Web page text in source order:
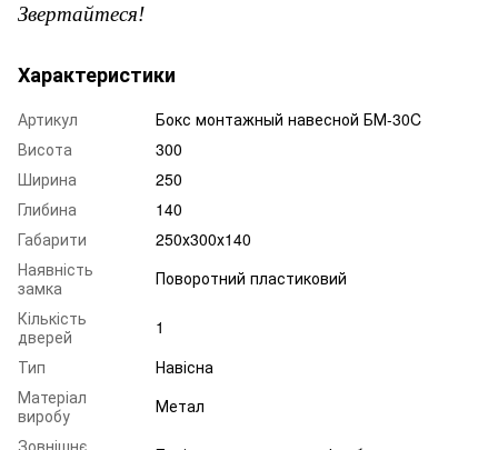
Звертайтеся!
Характеристики
Артикул
Бокс монтажный навесной БМ-30C
Висота
300
Ширина
250
Глибина
140
Габарити
250х300х140
Наявність
замка
Поворотний пластиковий
Кількість
дверей
1
Тип
Навісна
Матеріал
виробу
Метал